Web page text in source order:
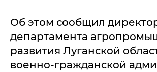
Об этом сообщил
департамента
развития Луганской
военно-гражданской